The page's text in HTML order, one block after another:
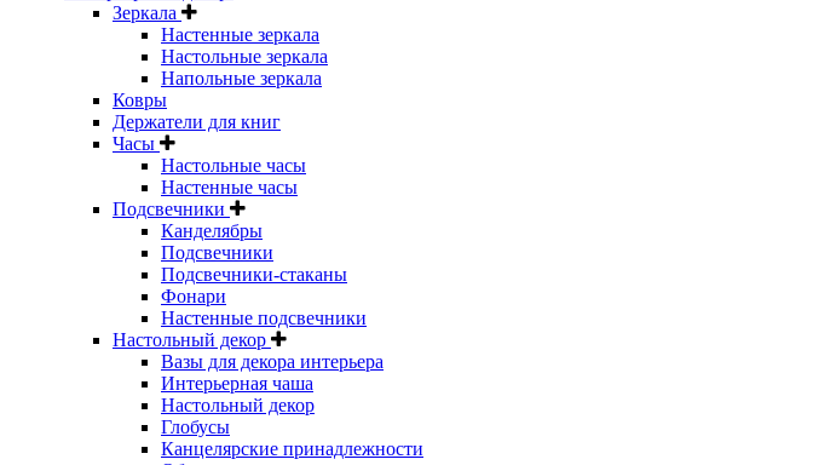
Зеркала
Настенные зеркала
Настольные зеркала
Напольные зеркала
Ковры
Держатели для книг
Часы
Настольные часы
Настенные часы
Подсвечники
Канделябры
Подсвечники
Подсвечники-стаканы
Фонари
Настенные подсвечники
Настольный декор
Вазы для декора интерьера
Интерьерная чаша
Настольный декор
Глобусы
Канцелярские принадлежности